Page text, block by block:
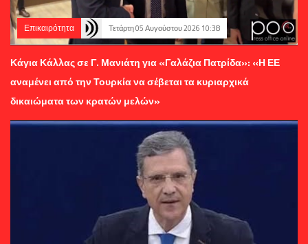
Επικαιρότητα Τετάρτη 05 Αυγούστου 2026 10:38
Κάγια Κάλλας σε Γ. Μανιάτη για «Γαλάζια Πατρίδα»: «Η ΕΕ
αναμένει από την Τουρκία να σέβεται τα κυριαρχικά
δικαιώματα των κρατών μελών»